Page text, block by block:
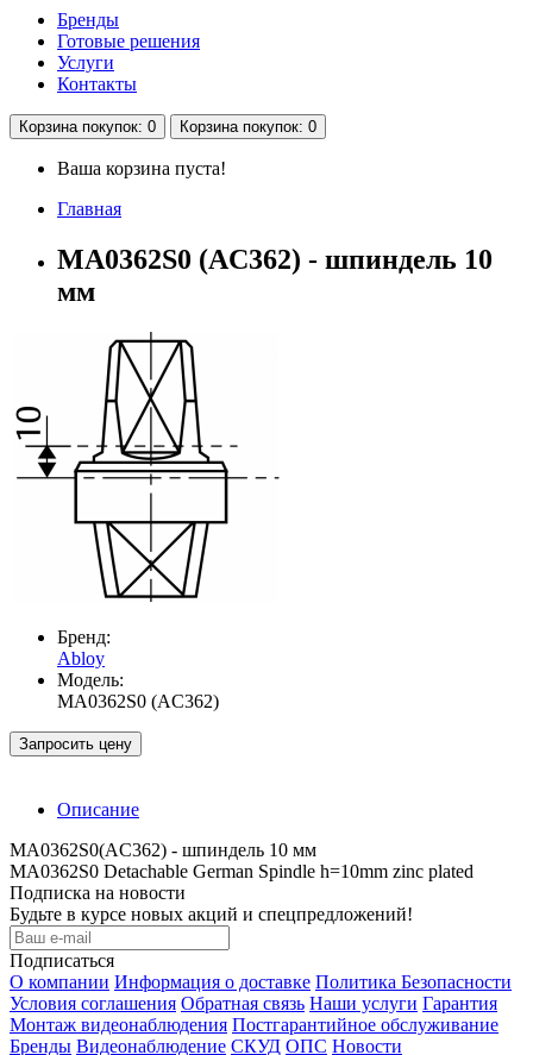
Бренды
Готовые решения
Услуги
Контакты
Корзинапокупок: 0 Корзинапокупок: 0
Ваша корзина пуста!
Главная
MA0362S0 (AC362) - шпиндель 10
мм
Бренд:
Abloy
Модель:
MA0362S0 (AC362)
Запросить цену
Описание
MA0362S0(AC362) - шпиндель 10 мм
MA0362S0 Detachable German Spindle h=10mm zinc plated
Подписка на новости
Будьте в курсе новых акций и спецпредложений!
Подписаться
О компании Информация о доставке Политика Безопасности
Условия соглашения Обратная связь Наши услуги Гарантия
Монтаж видеонаблюдения Постгарантийное обслуживание
Бренды Видеонаблюдение СКУД ОПС Новости